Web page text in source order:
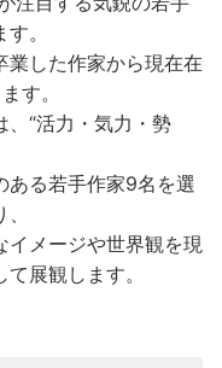
。
業した作家から現在在
す。
、“活力・気力・勢
ある若手作家9名を選
メージや世界観を現
展観します。